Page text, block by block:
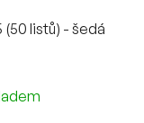
listů) - šedá